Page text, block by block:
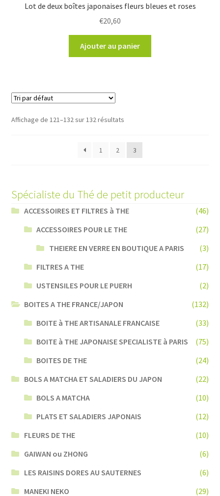
Lot de deux boîtes japonaises fleurs bleues et roses
€20,60
Ajouter au panier
Affichage de 121–132 sur 132 résultats
1 2 3
Spécialiste du Thé de petit producteur
ACCESSOIRES ET FILTRES à THE
(46)
ACCESSOIRES POUR LE THE
(27)
THEIERE EN VERRE EN BOUTIQUE A PARIS
(3)
FILTRES A THE
(17)
USTENSILES POUR LE PUERH
(2)
BOITES A THE FRANCE/JAPON
(132)
BOITE à THE ARTISANALE FRANCAISE
(33)
BOITE à THE JAPONAISE SPECIALISTE à PARIS
(75)
BOITES DE THE
(24)
BOLS A MATCHA ET SALADIERS DU JAPON
(22)
BOLS A MATCHA
(10)
PLATS ET SALADIERS JAPONAIS
(12)
FLEURS DE THE
(10)
GAIWAN ou ZHONG
(6)
LES RAISINS DORES AU SAUTERNES
(6)
MANEKI NEKO
(29)